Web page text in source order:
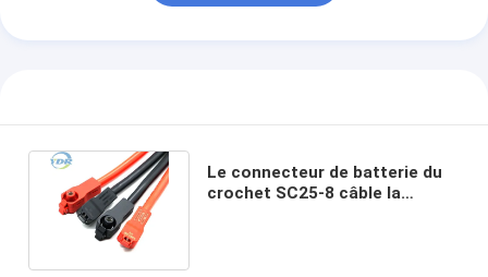
Le connecteur de batterie du
crochet SC25-8 câble la